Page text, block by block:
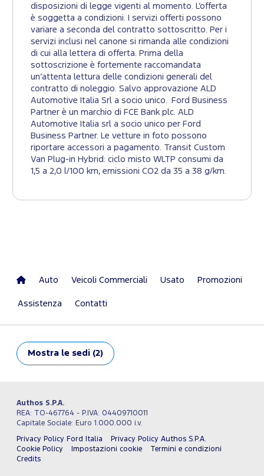
disposizioni di legge vigenti al momento. L’offerta
è soggetta a condizioni. I servizi offerti possono
variare a seconda del contratto sottoscritto. Per i
servizi inclusi nel canone si rimanda alle condizioni
di cui alla lettera di offerta. Prima della
sottoscrizione è fortemente raccomandata
un’attenta lettura delle condizioni generali del
contratto di noleggio. Salvo approvazione ALD
Automotive Italia Srl a socio unico. Ford Business
Partner è un marchio di FCE Bank plc. ALD
Automotive Italia srl a socio unico per Ford
Business Partner. Le vetture in foto possono
riportare accessori a pagamento. Transit Custom
Van Plug-in Hybrid: ciclo misto WLTP consumi da
1,5 a 2,0 l/100 km, emissioni CO2 da 35 a 38 g/km.
Auto Veicoli Commerciali Usato Promozioni
Assistenza Contatti
Mostra le sedi (2)
Authos S.P.A.
REA: TO-467764 - P.IVA: 04409710011
Capitale Sociale: Euro 1.000.000 i.v.
Privacy Policy Ford Italia
Privacy Policy Authos S.P.A.
Cookie Policy
Impostazioni cookie
Termini e condizioni
Credits